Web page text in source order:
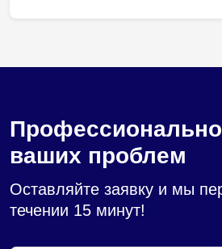
ваших проблем
Оставляйте заявку и мы
течении 15 минут!